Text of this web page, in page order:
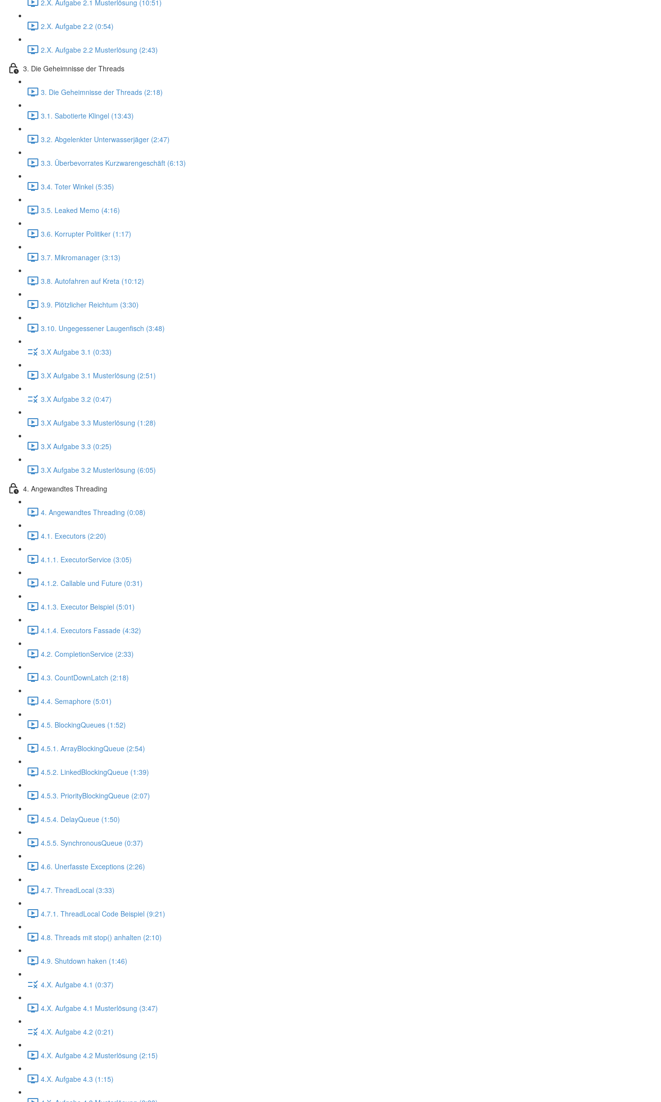
2.X. Aufgabe 2.1 Musterlösung (10:51)
2.X. Aufgabe 2.2 (0:54)
2.X. Aufgabe 2.2 Musterlösung (2:43)
3. Die Geheimnisse der Threads
3. Die Geheimnisse der Threads (2:18)
3.1. Sabotierte Klingel (13:43)
3.2. Abgelenkter Unterwasserjäger (2:47)
3.3. Überbevorrates Kurzwarengeschäft (6:13)
3.4. Toter Winkel (5:35)
3.5. Leaked Memo (4:16)
3.6. Korrupter Politiker (1:17)
3.7. Mikromanager (3:13)
3.8. Autofahren auf Kreta (10:12)
3.9. Plötzlicher Reichtum (3:30)
3.10. Ungegessener Laugenfisch (3:48)
3.X Aufgabe 3.1 (0:33)
3.X Aufgabe 3.1 Musterlösung (2:51)
3.X Aufgabe 3.2 (0:47)
3.X Aufgabe 3.3 Musterlösung (1:28)
3.X Aufgabe 3.3 (0:25)
3.X Aufgabe 3.2 Musterlösung (6:05)
4. Angewandtes Threading
4. Angewandtes Threading (0:08)
4.1. Executors (2:20)
4.1.1. ExecutorService (3:05)
4.1.2. Callable und Future (0:31)
4.1.3. Executor Beispiel (5:01)
4.1.4. Executors Fassade (4:32)
4.2. CompletionService (2:33)
4.3. CountDownLatch (2:18)
4.4. Semaphore (5:01)
4.5. BlockingQueues (1:52)
4.5.1. ArrayBlockingQueue (2:54)
4.5.2. LinkedBlockingQueue (1:39)
4.5.3. PriorityBlockingQueue (2:07)
4.5.4. DelayQueue (1:50)
4.5.5. SynchronousQueue (0:37)
4.6. Unerfasste Exceptions (2:26)
4.7. ThreadLocal (3:33)
4.7.1. ThreadLocal Code Beispiel (9:21)
4.8. Threads mit stop() anhalten (2:10)
4.9. Shutdown haken (1:46)
4.X. Aufgabe 4.1 (0:37)
4.X. Aufgabe 4.1 Musterlösung (3:47)
4.X. Aufgabe 4.2 (0:21)
4.X. Aufgabe 4.2 Musterlösung (2:15)
4.X. Aufgabe 4.3 (1:15)